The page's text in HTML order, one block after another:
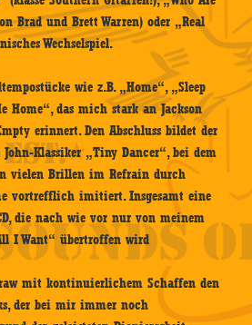
Brad und BrettWarren) oder „Real
Wechselspiel.
wie z.B. „Home“, „Sleep
Home“, das mich stark an Jackson
erinnert. Den Abschluss bildet der
Klassiker „Tiny Dancer“, bei dem
vielen Brillen im Refrain durch
vortrefflich imitiert. Insgesamt eine
die nach wie vor nur von meinem
I Want“ übertroffen wird
mit kontinuierlichem Schaffen den
der bei mir immer noch